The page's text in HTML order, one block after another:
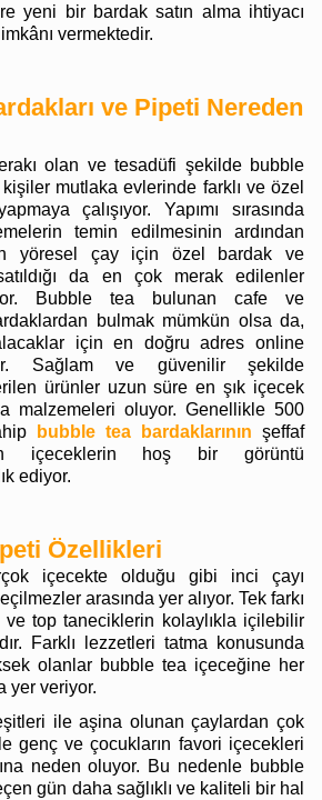
yeni bir bardak satın alma ihtiyacı
vermektedir.
ve Pipeti Nereden
olan ve tesadüfi şekilde bubble
kişiler mutlaka evlerinde farklı ve özel
çalışıyor. Yapımı sırasında
temin edilmesinin ardından
yöresel çay için özel bardak ve
da en çok merak edilenler
Bubble tea bulunan cafe ve
bulmak mümkün olsa da,
için en doğru adres online
Sağlam ve güvenilir şekilde
ürünler uzun süre en şık içecek
malzemeleri oluyor. Genellikle 500
bubble tea bardaklarının şeffaf
içeceklerin hoş bir görüntü
ediyor.
Özellikleri
içecekte olduğu gibi inci çayı
arasında yer alıyor. Tek farkı
ve top taneciklerin kolaylıkla içilebilir
Farklı lezzetleri tatma konusunda
olanlar bubble tea içeceğine her
yer veriyor.
ile aşina olunan çaylardan çok
genç ve çocukların favori içecekleri
neden oluyor. Bu nedenle bubble
gün daha sağlıklı ve kaliteli bir hal